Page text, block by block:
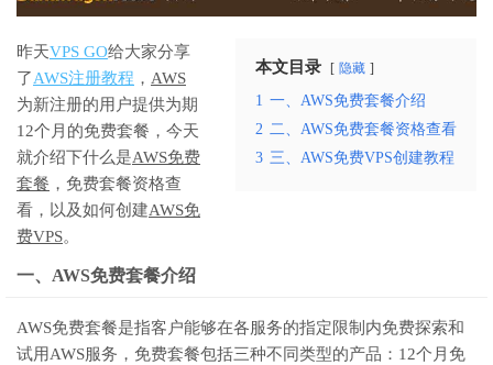
本文目录 隐藏
1 一、AWS免费套餐介绍
2 二、AWS免费套餐资格查看
3 三、AWS免费VPS创建教程
昨天VPS GO给大家分享
了AWS注册教程 ， AWS
为新注册的用户提供为期
12个月的免费套餐，今天
就介绍下什么是AWS免费
套餐 ，免费套餐资格查
看，以及如何创建AWS免
费VPS。
一、AWS免费套餐介绍
AWS免费套餐是指客户能够在各服务的指定限制内免费探索和
试用AWS服务，免费套餐包括三种不同类型的产品：12个月免